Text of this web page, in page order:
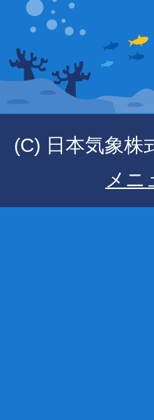
(C) 日本気象株
メニ